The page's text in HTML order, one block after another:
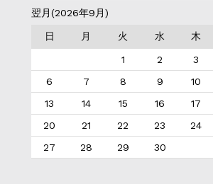
翌月(2026年9月)
日 月 火 水 木
1 2 3
6
7 8 9 10
13
14 15 16 17
20
21 22 23 24
27
28 29 30